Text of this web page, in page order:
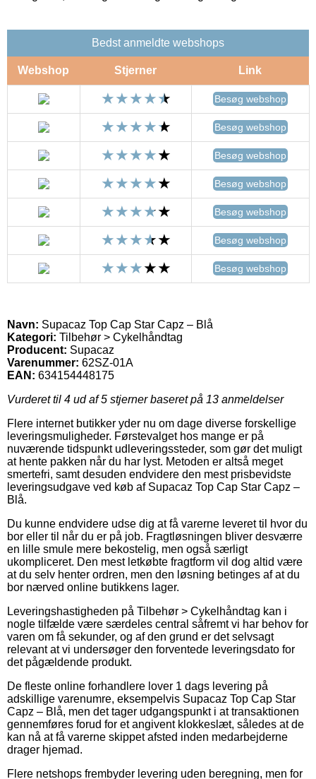
Bedst anmeldte webshops
Webshop Stjerner Link
Besøg webshop
Besøg webshop
Besøg webshop
Besøg webshop
Besøg webshop
Besøg webshop
Besøg webshop
Navn: Supacaz Top Cap Star Capz – Blå
Kategori: Tilbehør > Cykelhåndtag
Producent: Supacaz
Varenummer: 62SZ-01A
EAN: 634154448175
Vurderet til 4 ud af 5 stjerner baseret på 13 anmeldelser
Flere internet butikker yder nu om dage diverse forskellige
leveringsmuligheder. Førstevalget hos mange er på
nuværende tidspunkt udleveringssteder, som gør det muligt
at hente pakken når du har lyst. Metoden er altså meget
smertefri, samt desuden endvidere den mest prisbevidste
leveringsudgave ved køb af Supacaz Top Cap Star Capz –
Blå.
Du kunne endvidere udse dig at få varerne leveret til hvor du
bor eller til når du er på job. Fragtløsningen bliver desværre
en lille smule mere bekostelig, men også særligt
ukompliceret. Den mest letkøbte fragtform vil dog altid være
at du selv henter ordren, men den løsning betinges af at du
bor nærved online butikkens lager.
Leveringshastigheden på Tilbehør > Cykelhåndtag kan i
nogle tilfælde være særdeles central såfremt vi har behov for
varen om få sekunder, og af den grund er det selvsagt
relevant at vi undersøger den forventede leveringsdato for
det pågældende produkt.
De fleste online forhandlere lover 1 dags levering på
adskillige varenumre, eksempelvis Supacaz Top Cap Star
Capz – Blå, men det tager udgangspunkt i at transaktionen
gennemføres forud for et angivent klokkeslæt, således at de
kan nå at få varerne skippet afsted inden medarbejderne
drager hjemad.
Flere netshops frembyder levering uden beregning, men for